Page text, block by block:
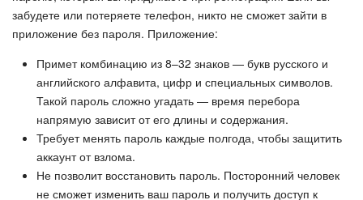
Диск
База знаний
Сайты
Интернет-магазин
Складской учет
забудете или потеряете телефон, никто не сможет зайти в
приложение без пароля. Приложение:
Примет комбинацию из 8–32 знаков — букв русского и
английского алфавита, цифр и специальных символов.
Такой пароль сложно угадать — время перебора
напрямую зависит от его длины и содержания.
Требует менять пароль каждые полгода, чтобы защитить
аккаунт от взлома.
Не позволит восстановить пароль. Посторонний человек
не сможет изменить ваш пароль и получить доступ к